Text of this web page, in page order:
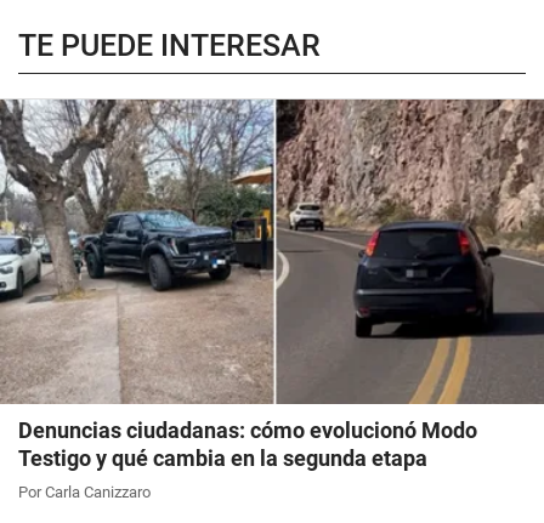
TE PUEDE INTERESAR
Denuncias ciudadanas: cómo evolucionó Modo
Testigo y qué cambia en la segunda etapa
Por Carla Canizzaro